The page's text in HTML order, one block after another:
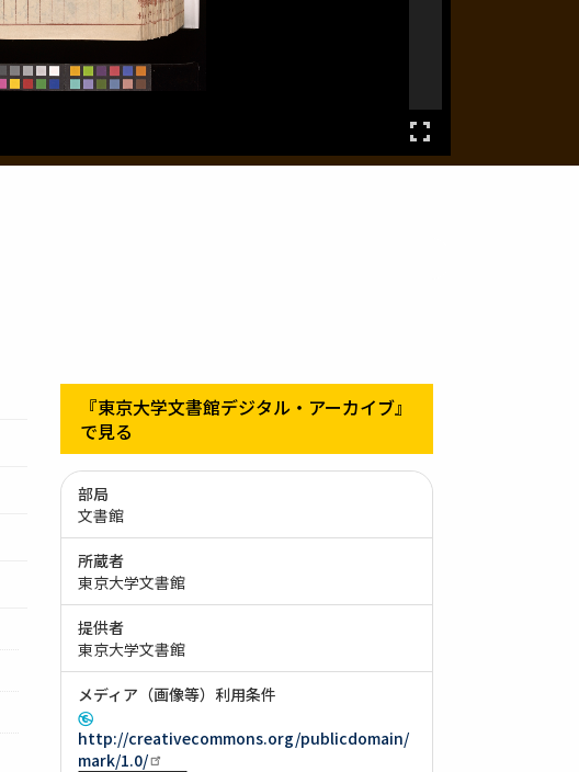
『東京大学文書館デジタル・アーカイブ』
で見る
部局
文書館
所蔵者
東京大学文書館
提供者
東京大学文書館
メディア（画像等）利用条件
http://creativecommons.org/publicdomain/
mark/1.0/